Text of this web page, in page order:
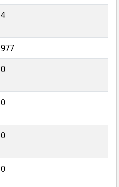
4
977
0
0
0
0